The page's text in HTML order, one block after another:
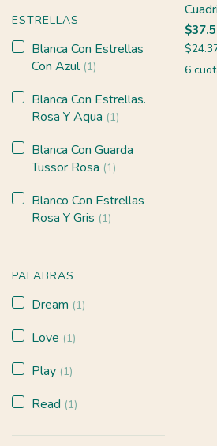
ESTRELLAS
Blanca Con Estrellas
Con Azul (1)
Blanca Con Estrellas.
Rosa Y Aqua (1)
Blanca Con Guarda
Tussor Rosa (1)
Blanco Con Estrellas
Rosa Y Gris (1)
PALABRAS
Dream (1)
Love (1)
Play (1)
Read (1)
6